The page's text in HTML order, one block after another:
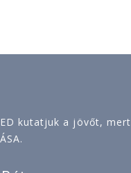
kutatjuk a jövőt, mert